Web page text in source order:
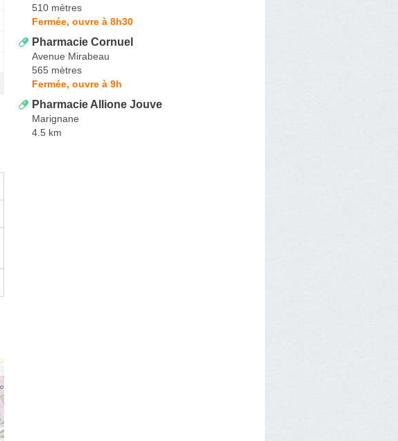
510 mètres
Fermée, ouvre à 8h30
Pharmacie Cornuel
Avenue Mirabeau
565 mètres
Fermée, ouvre à 9h
Pharmacie Allione Jouve
Marignane
4.5 km